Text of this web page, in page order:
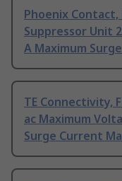
Phoenix Contact,
Suppressor Unit
A Maximum
TE Connectivity,
ac Maximum
Surge Current